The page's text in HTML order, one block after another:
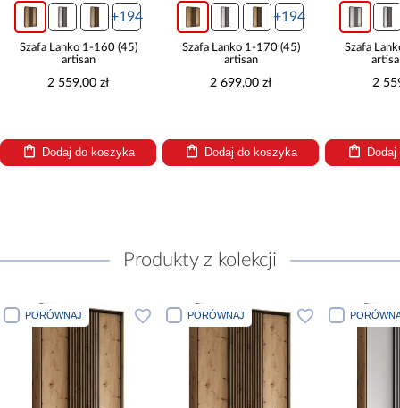
+194
Szafa Lanko 1-160 (45)
artisan
2 559,00 zł
Dodaj do koszyka
+194
Szafa Lanko 1-170 (45)
artisan
2 699,00 zł
Dodaj do koszyka
Szafa
2
Produkty z kolekcji
PORÓWNAJ PORÓWNAJ